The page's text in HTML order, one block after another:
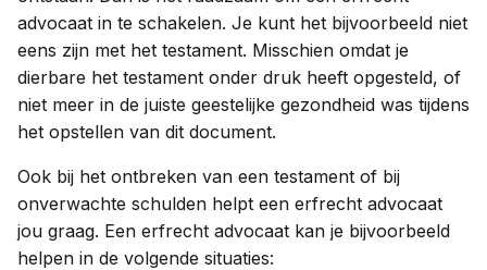
advocaat in te schakelen. Je kunt het bijvoorbeeld niet
eens zijn met het testament. Misschien omdat je
dierbare het testament onder druk heeft opgesteld, of
niet meer in de juiste geestelijke gezondheid was tijdens
het opstellen van dit document.
Ook bij het ontbreken van een testament of bij
onverwachte schulden helpt een erfrecht advocaat
jou graag. Een erfrecht advocaat kan je bijvoorbeeld
helpen in de volgende situaties: